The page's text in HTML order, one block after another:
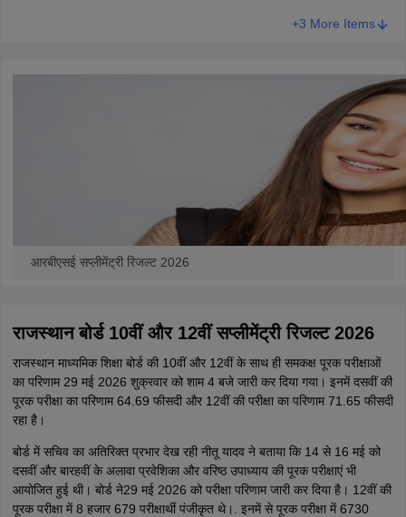
+3 More Items
आरबीएसई सप्लीमेंट्री रिजल्ट 2026
राजस्थान बोर्ड 10वीं और 12वीं सप्लीमेंट्री रिजल्ट 2026
राजस्थान माध्यमिक शिक्षा बोर्ड की 10वीं और 12वीं के साथ ही समकक्ष पूरक परीक्षाओं
का परिणाम 29 मई 2026 शुक्रवार को शाम 4 बजे जारी कर दिया गया। इनमें दसवीं की
पूरक परीक्षा का परिणाम 64.69 फीसदी और 12वीं की परीक्षा का परिणाम 71.65 फीसदी
रहा है।
बोर्ड में सचिव का अतिरिक्त प्रभार देख रही नीतू यादव ने बताया कि 14 से 16 मई को
दसवीं और बारहवीं के अलावा प्रवेशिका और वरिष्ठ उपाध्याय की पूरक परीक्षाएं भी
आयोजित हुई थी। बोर्ड ने29 मई 2026 को परीक्षा परिणाम जारी कर दिया है। 12वीं की
पूरक परीक्षा में 8 हजार 679 परीक्षार्थी पंजीकृत थे।. इनमें से पूरक परीक्षा में 6730